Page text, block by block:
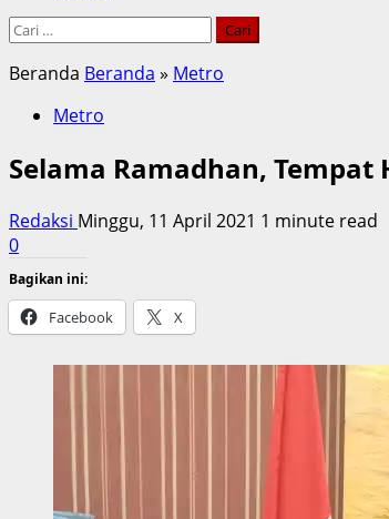
Cari
Beranda Beranda » Metro
Metro
Selama Ramadhan,
Redaksi Minggu, 11 April 2021 1 minute read
0
Bagikan ini:
Facebook X